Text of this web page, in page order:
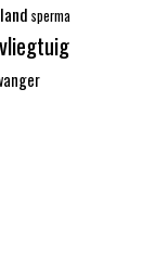
sperma
vliegtuig